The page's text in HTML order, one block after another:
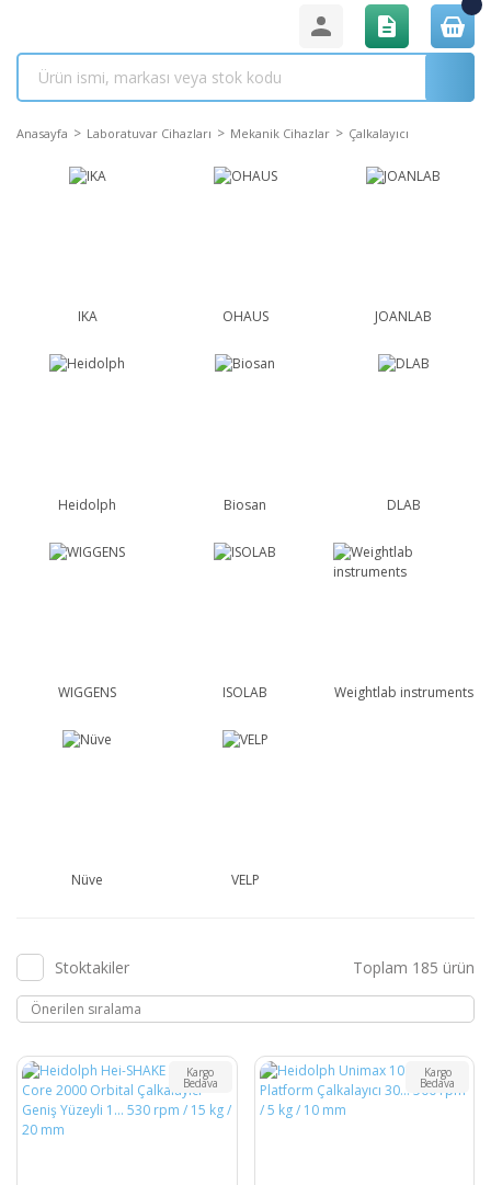
Anasayfa Laboratuvar Cihazları Mekanik Cihazlar Çalkalayıcı
IKA OHAUS JOANLAB
Heidolph Biosan DLAB
WIGGENS ISOLAB Weightlab instruments
Nüve VELP
Stoktakiler Toplam 185 ürün
Kargo
Bedava
Kargo
Bedava